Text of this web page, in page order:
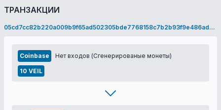
ТРАНЗАКЦИИ
05cd7cc82b220a009b9f65ad502305bde7768158c7b2b93f9e486ad2264a6dc0
Coinbase Нет входов (Сгенерированые монеты)
10 VEIL